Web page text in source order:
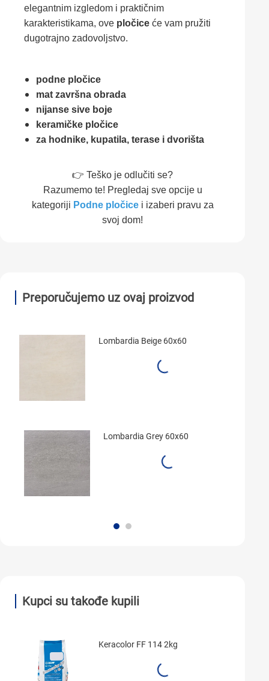
elegantnim izgledom i praktičnim
karakteristikama, ove pločice će vam pružiti
dugotrajno zadovoljstvo.
podne pločice
mat završna obrada
nijanse sive boje
keramičke pločice
za hodnike, kupatila, terase i dvorišta
👉 Teško je odlučiti se?
Razumemo te! Pregledaj sve opcije u
kategoriji Podne pločicei izaberi pravu za
svoj dom!
Preporučujemo uz ovaj proizvod
Lombardia Beige 60x60
Lombardia Grey 60x60
Kupci su takođe kupili
Keracolor FF 114 2kg